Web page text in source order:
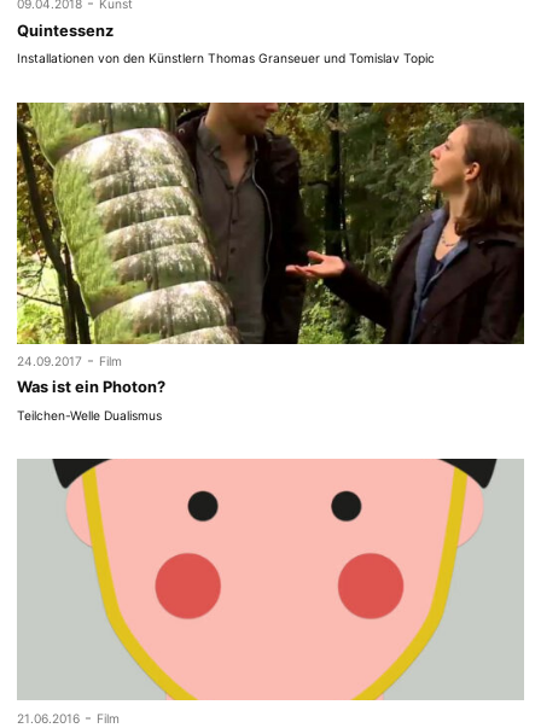
09.04.2018 Kunst
Quintessenz
Installationen von den Künstlern Thomas Granseuer und Tomislav Topic
24.09.2017 - Film
Was ist ein Photon?
Teilchen-Welle Dualismus
21.06.2016 - Film